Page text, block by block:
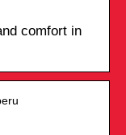
comfort in